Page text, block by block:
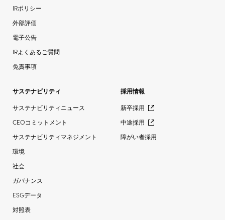
IRポリシー
外部評価
電子公告
IRよくあるご質問
免責事項
サステナビリティ
サステナビリティニュース
CEOコミットメント
サステナビリティマネジメント
環境
社会
ガバナンス
ESGデータ
対照表
採用情報
新卒採用
中途採用
障がい者採用